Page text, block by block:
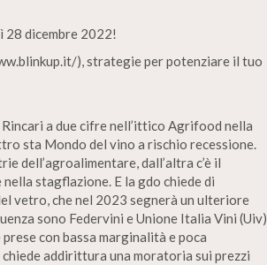
28 dicembre 2022!
), strategie per potenziare il tuo
a due cifre nell’ittico Agrifood nella
sta Mondo del vino a rischio recessione.
dell’agroalimentare, dall’altra c’è il
stagflazione. E la gdo chiede di
vetro, che nel 2023 segnerà un ulteriore
sono Federvini e Unione Italia Vini (Uiv)
con bassa marginalità e poca
addirittura una moratoria sui prezzi